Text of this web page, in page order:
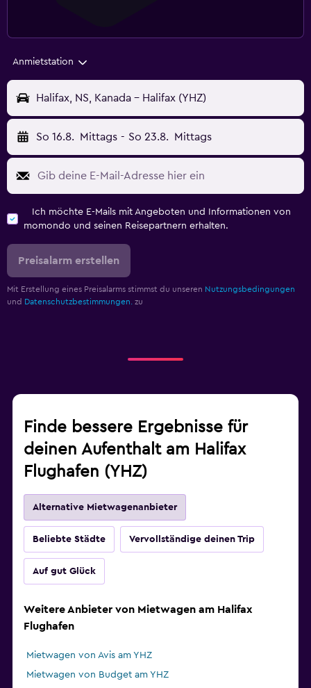
Anmietstation
Halifax, NS, Kanada - Halifax (YHZ)
So 16.8. Mittags - So 23.8. Mittags
Ich möchte E-Mails mit Angeboten und Informationen von
momondo und seinen Reisepartnern erhalten.
Preisalarm erstellen
Mit Erstellung eines Preisalarms stimmst du unseren Nutzungsbedingungen
und Datenschutzbestimmungen. zu
Finde bessere Ergebnisse für
deinen Aufenthalt am Halifax
Flughafen (YHZ)
Alternative Mietwagenanbieter
Beliebte Städte Vervollständige deinen Trip
Auf gut Glück
Weitere Anbieter von Mietwagen am Halifax
Flughafen
Mietwagen von Avis am YHZ
Mietwagen von Budget am YHZ